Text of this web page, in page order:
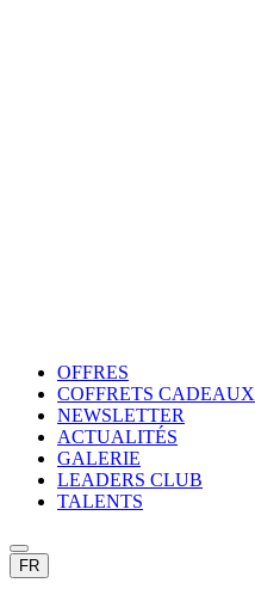
OFFRES
COFFRETS CADEAUX
NEWSLETTER
ACTUALITÉS
GALERIE
LEADERS CLUB
TALENTS
FR